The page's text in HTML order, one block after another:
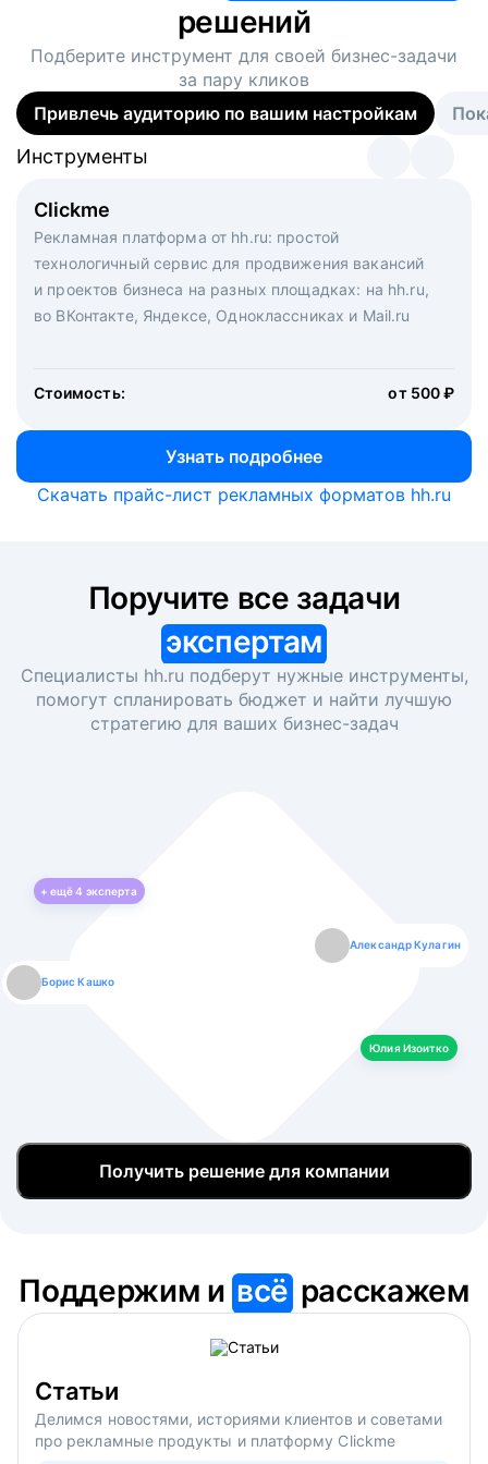
решений
Подберите инструмент для своей бизнес-задачи
за пару кликов
Привлечь аудиторию по вашим настройкам
Clickme
Рекламная платформа от hh.ru: простой
технологичный сервис для продвижения вакансий
и проектов бизнеса на разных площадках: на hh.ru,
во ВКонтакте, Яндексе, Одноклассниках и Mail.ru
Стоимость: от 500 ₽
Узнать подробнее
Инструменты
Вакансия дня
Рекламный формат для вакансий на главной странице
hh.ru. Увеличивает количество откликов
Инструменты
Массовый подбор под ключ. Решите, сколько
кандидатов и когда вам нужно, и за дело возьмутся
маркетологи, рекрутеры и проектные менеджеры
hh.ru с целым набором digital-инструментов
Инструменты
Скачать прайс-лист рекламных форматов hh.ru
экспертам
Специалисты hh.ru подберут нужные инструменты,
помогут спланировать бюджет и найти лучшую
стратегию для ваших бизнес-задач
+ ещё4 эксперта
Борис Кашко
Александр Кулагин
Юлия Изоитко
Юлия Изоитко
Даниил Макаров
Александр Кулагин
Екатерина Лазаренко
Даниил Макаров
Борис Кашко
Екатерина Лазаренко
Юлия Изоитко
Получить решение для компании
Поддержим ивсё расскажем
Статьи
Делимся новостями, историями клиентов и советами
про рекламные продукты и платформу Clickme